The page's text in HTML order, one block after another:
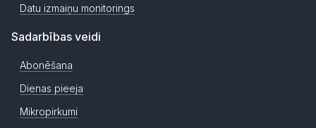
Datu izmaiņu monitorings
Sadarbības veidi
Abonēšana
Dienas pieeja
Mikropirkumi